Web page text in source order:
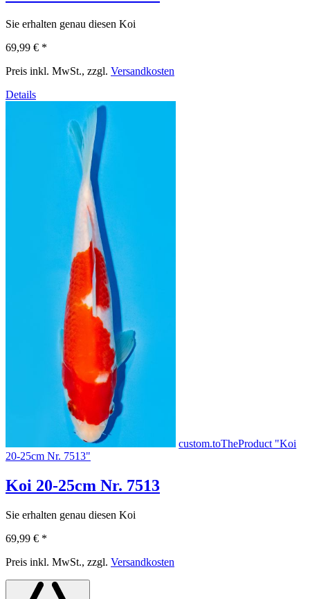
Sie erhalten genau diesen Koi
69,99 € *
Preis inkl. MwSt., zzgl. Versandkosten
Details
custom.toTheProduct "Koi
20-25cm Nr. 7513"
Koi 20-25cm Nr. 7513
Sie erhalten genau diesen Koi
69,99 € *
Preis inkl. MwSt., zzgl. Versandkosten